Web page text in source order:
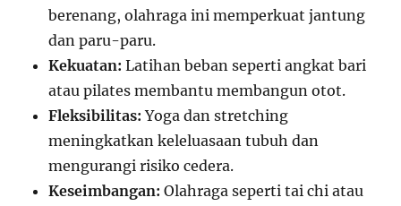
berenang, olahraga ini memperkuat jantung
dan paru-paru.
Kekuatan: Latihan beban seperti angkat bari
atau pilates membantu membangun otot.
Fleksibilitas: Yoga dan stretching
meningkatkan keleluasaan tubuh dan
mengurangi risiko cedera.
Keseimbangan: Olahraga seperti tai chi atau